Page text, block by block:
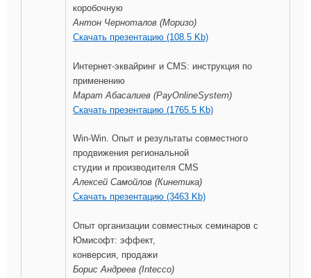
коробочную
Антон Черноталов (Моризо)
Скачать презентацию (108.5 Kb)
Интернет-эквайринг и CMS: инструкция по
применению
Марат Абасалиев (PayOnlineSystem)
Скачать презентацию (1765.5 Kb)
Win-Win. Опыт и результаты совместного
продвижения региональной
студии и производителя CMS
Алексей Самойлов (Кинетика)
Скачать презентацию (3463 Kb)
Опыт организации совместных семинаров с
Юмисофт: эффект,
конверсия, продажи
Борис Андреев (Intecco)